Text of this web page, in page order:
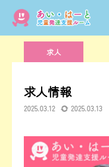
ブログ 求人
求人
求人情報
2025.03.12 2025.03.13
トップページ
地図
1日の流れ